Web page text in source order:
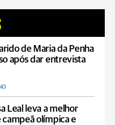
de Maria da Penha
após dar entrevista
Leal leva a melhor
campeã olímpica e